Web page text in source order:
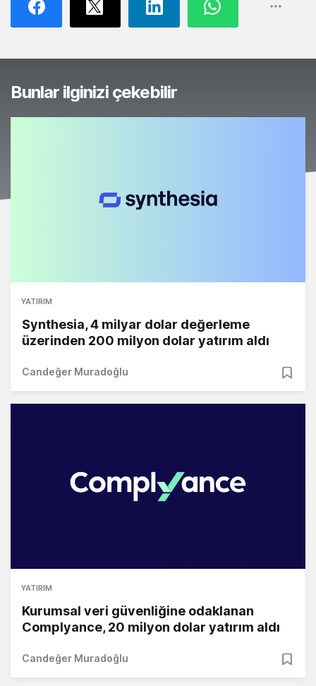
Bunlar ilginizi çekebilir
YATIRIM
Synthesia, 4 milyar dolar değerleme
üzerinden 200 milyon dolar yatırım aldı
Candeğer Muradoğlu
YATIRIM
Kurumsal veri güvenliğine odaklanan
Complyance, 20 milyon dolar yatırım aldı
Candeğer Muradoğlu